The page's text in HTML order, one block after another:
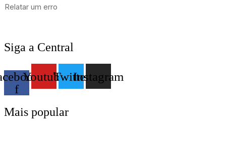
Siga a Central
f
YoutubeTwitterInstagram
Mais popular